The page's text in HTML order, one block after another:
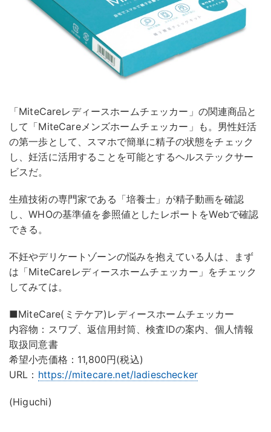
「MiteCareレディースホームチェッカー」の関連商品と
して「MiteCareメンズホームチェッカー」も。男性妊活
の第一歩として、スマホで簡単に精子の状態をチェック
し、妊活に活用することを可能とするヘルステックサー
ビスだ。
生殖技術の専門家である「培養士」が精子動画を確認
し、WHOの基準値を参照値としたレポートをWebで確認
できる。
不妊やデリケートゾーンの悩みを抱えている人は、まず
は「MiteCareレディースホームチェッカー」をチェック
してみては。
■MiteCare(ミテケア)レディースホームチェッカー
内容物：スワブ、返信用封筒、検査IDの案内、個人情報
取扱同意書
希望小売価格：11,800円(税込)
URL： https://mitecare.net/ladieschecker
(Higuchi)